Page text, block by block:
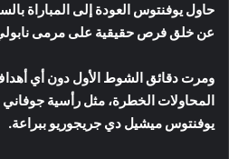
حاول يوفنتوس العودة إلى المباراة
عن خلق فرص حقيقية على مرمى
ومرت دقائق الشوط الأول دون أي
المحاولات الخطرة، مثل رأسية
يوفنتوس ميشيل دي جريجوريو ببراعة.